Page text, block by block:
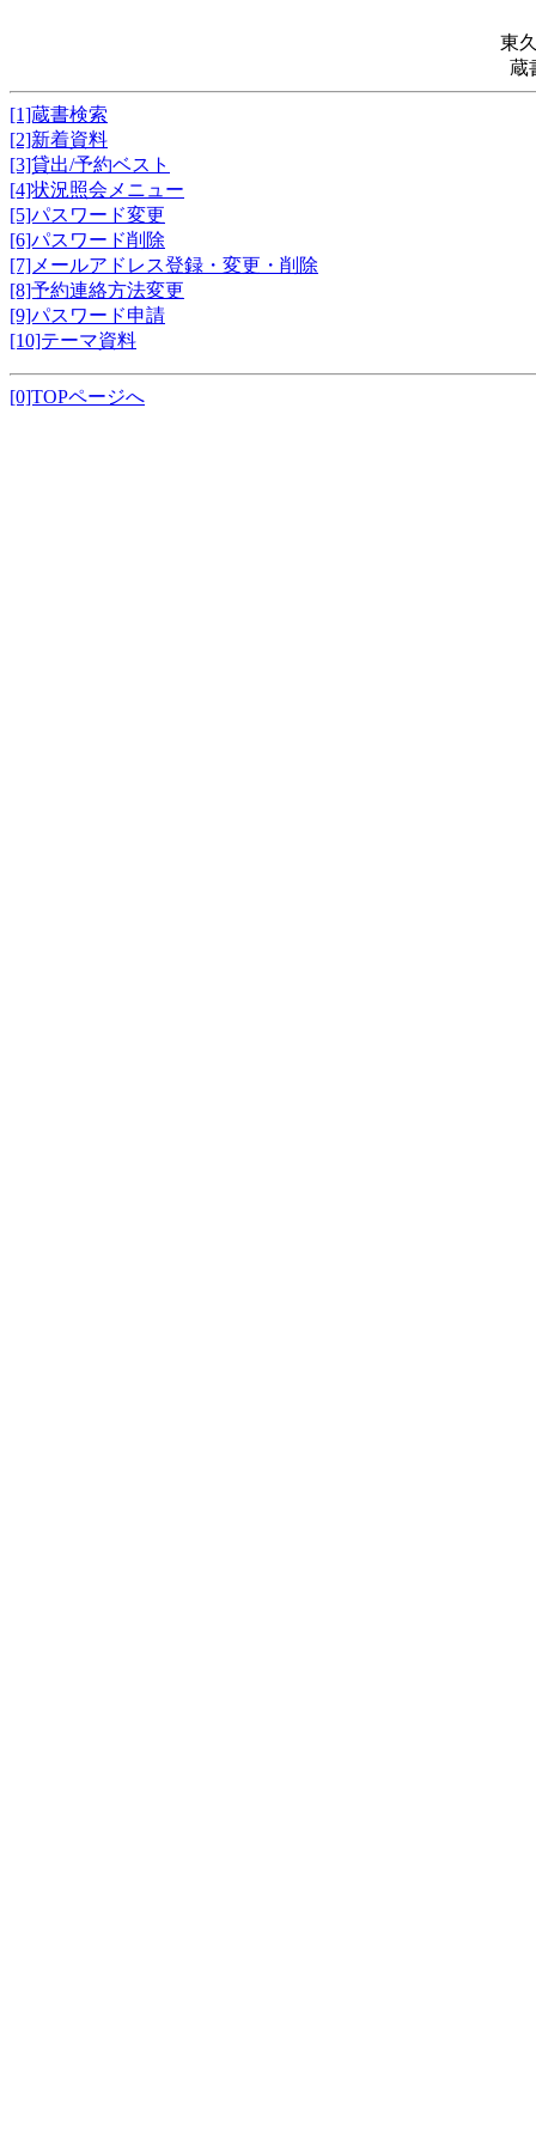
東
蔵
[1]蔵書検索
[2]新着資料
[3]貸出/予約ベスト
[4]状況照会メニュー
[5]パスワード変更
[6]パスワード削除
[7]メールアドレス登録・変更・削除
[8]予約連絡方法変更
[9]パスワード申請
[10]テーマ資料
[0]TOPページへ